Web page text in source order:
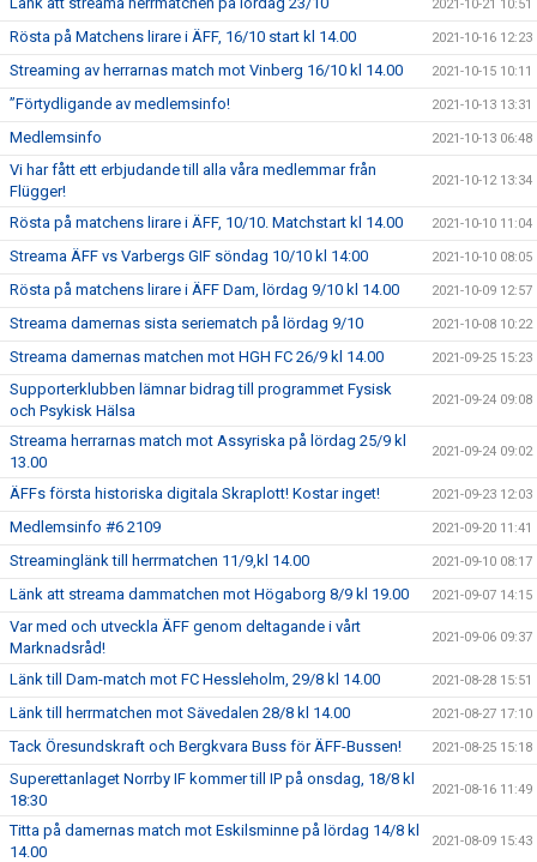
2021-10-21 10:51
Rösta på Matchens lirare i ÄFF, 16/10 start kl 14.00 2021-10-16 12:23
Streaming av herrarnas match mot Vinberg 16/10 kl 14.00 2021-10-15 10:11
”Förtydligande av medlemsinfo! 2021-10-13 13:31
Medlemsinfo 2021-10-13 06:48
Vi har fått ett erbjudande till alla våra medlemmar från
Flügger!
2021-10-12 13:34
Rösta på matchens lirare i ÄFF, 10/10. Matchstart kl 14.00 2021-10-10 11:04
Streama ÄFF vs Varbergs GIF söndag 10/10 kl 14:00 2021-10-10 08:05
Rösta på matchens lirare i ÄFF Dam, lördag 9/10 kl 14.00 2021-10-09 12:57
Streama damernas sista seriematch på lördag 9/10 2021-10-08 10:22
Streama damernas matchen mot HGH FC 26/9 kl 14.00 2021-09-25 15:23
Supporterklubben lämnar bidrag till programmet Fysisk
och Psykisk Hälsa
2021-09-24 09:08
Streama herrarnas match mot Assyriska på lördag 25/9 kl
13.00
2021-09-24 09:02
ÄFFs första historiska digitala Skraplott! Kostar inget! 2021-09-23 12:03
Medlemsinfo #6 2109 2021-09-20 11:41
Streaminglänk till herrmatchen 11/9,kl 14.00 2021-09-10 08:17
Länk att streama dammatchen mot Högaborg 8/9 kl 19.00 2021-09-07 14:15
Var med och utveckla ÄFF genom deltagande i vårt
Marknadsråd!
2021-09-06 09:37
Länk till Dam-match mot FC Hessleholm, 29/8 kl 14.00 2021-08-28 15:51
Länk till herrmatchen mot Sävedalen 28/8 kl 14.00 2021-08-27 17:10
Tack Öresundskraft och Bergkvara Buss för ÄFF-Bussen! 2021-08-25 15:18
Superettanlaget Norrby IF kommer till IP på onsdag, 18/8 kl
18:30
2021-08-16 11:49
Titta på damernas match mot Eskilsminne på lördag 14/8 kl
14.00
2021-08-09 15:43